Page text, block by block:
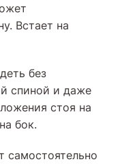
Встает на
без
спиной и даже
стоя на
бок.
самостоятельно